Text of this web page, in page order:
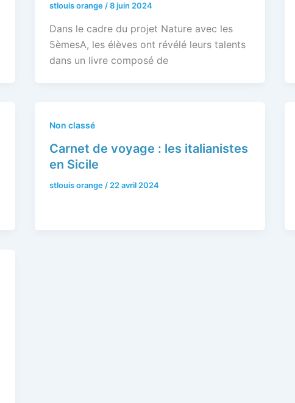
stlouis orange /8 juin 2024
Dans le cadre du projet Nature avec les
5èmesA, les élèves ont révélé leurs talents
dans un livre composé de
Non classé
Carnet de voyage : les italianistes
en Sicile
stlouis orange / 22 avril 2024